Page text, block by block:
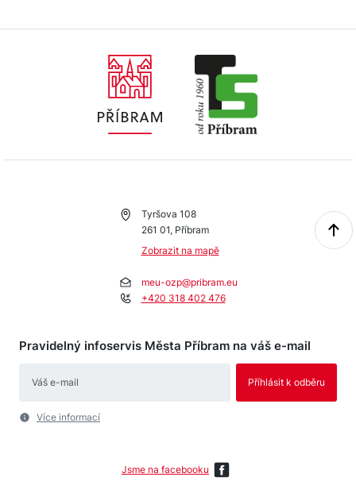
Tyršova 108
261 01, Příbram
Zobrazit na mapě
meu-ozp@pribram.eu
+420 318 402 476
Pravidelný infoservis Města Příbram na váš e-mail
Více informací
Jsme na facebooku